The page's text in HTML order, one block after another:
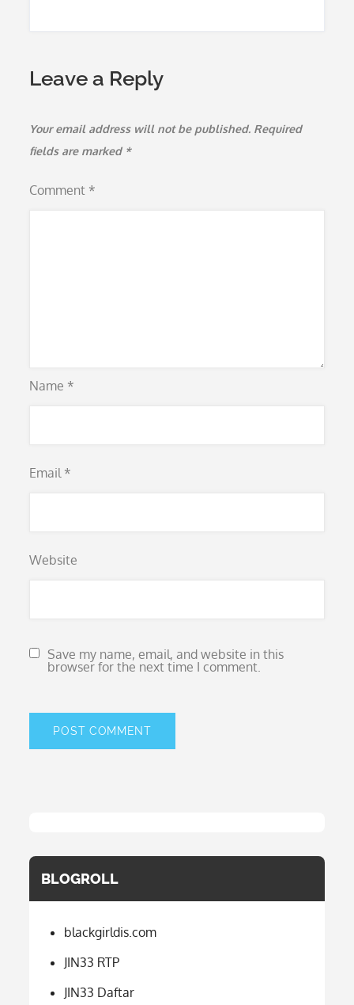
Leave a Reply
Your email address will not be published. Required
fields are marked *
Comment *
Name *
Email *
Website
Save my name, email, and website in this
browser for the next time I comment.
BLOGROLL
blackgirldis.com
JIN33 RTP
JIN33 Daftar